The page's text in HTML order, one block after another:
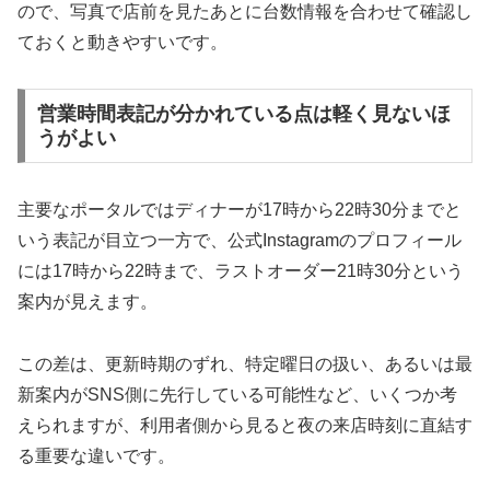
ので、写真で店前を見たあとに台数情報を合わせて確認し
ておくと動きやすいです。
営業時間表記が分かれている点は軽く見ないほ
うがよい
主要なポータルではディナーが17時から22時30分までと
いう表記が目立つ一方で、公式Instagramのプロフィール
には17時から22時まで、ラストオーダー21時30分という
案内が見えます。
この差は、更新時期のずれ、特定曜日の扱い、あるいは最
新案内がSNS側に先行している可能性など、いくつか考
えられますが、利用者側から見ると夜の来店時刻に直結す
る重要な違いです。